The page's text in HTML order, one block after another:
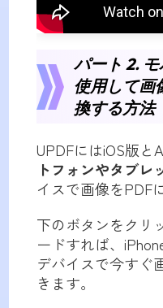
パート 2.
使用して画
換する方法
UPDFにはiOS版と
トフォンやタブレ
イスで画像をPDF
下のボタンをクリ
ードすれば、
デバイスで今すぐ
きます。